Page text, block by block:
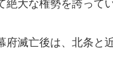
絶大な権勢を誇ってい
府滅亡後は、北条と